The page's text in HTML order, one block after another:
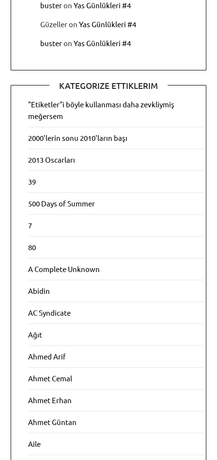
busteronYas Günlükleri #4
GüzelleronYas Günlükleri #4
busteronYas Günlükleri #4
KATEGORIZE ETTIKLERIM
"Etiketler"i böyle kullanması daha zevkliymiş
meğersem
2000'lerin sonu 2010'ların başı
2013 Oscarları
39
500 Days of Summer
7
80
A Complete Unknown
Abidin
AC Syndicate
Ağıt
Ahmed Arif
Ahmet Cemal
Ahmet Erhan
Ahmet Güntan
Aile